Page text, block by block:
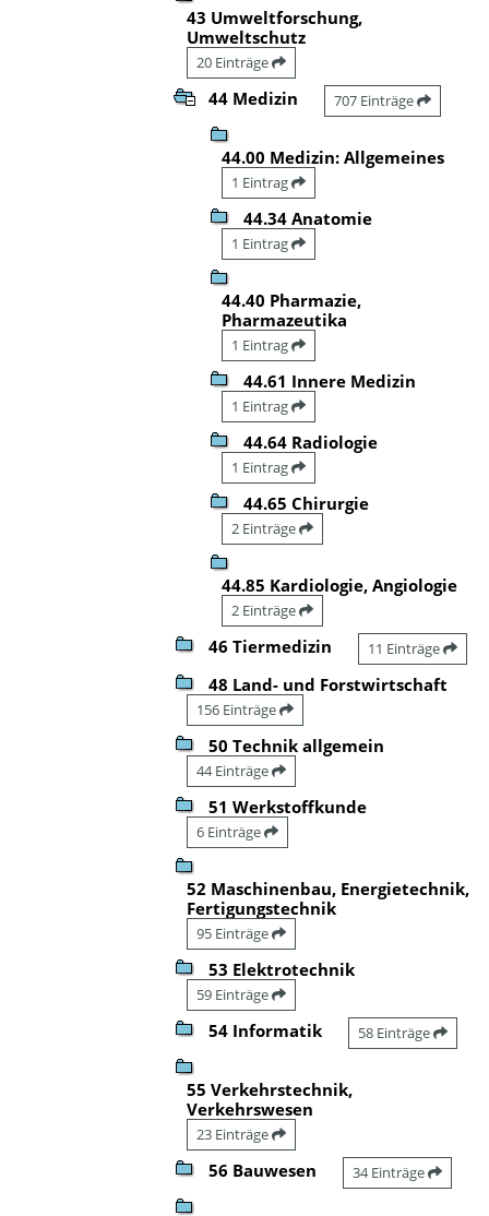
43 Umweltforschung,
Umweltschutz
20 Einträge
44 Medizin 707 Einträge
44.00 Medizin: Allgemeines
1 Eintrag
44.34 Anatomie
1 Eintrag
44.40 Pharmazie,
Pharmazeutika
1 Eintrag
44.61 Innere Medizin
1 Eintrag
44.64 Radiologie
1 Eintrag
44.65 Chirurgie
2 Einträge
44.85 Kardiologie, Angiologie
2 Einträge
46 Tiermedizin 11 Einträge
48 Land- und Forstwirtschaft
156 Einträge
50 Technik allgemein
44 Einträge
51 Werkstoffkunde
6 Einträge
52 Maschinenbau, Energietechnik,
Fertigungstechnik
95 Einträge
53 Elektrotechnik
59 Einträge
54 Informatik 58 Einträge
55 Verkehrstechnik,
Verkehrswesen
23 Einträge
56 Bauwesen 34 Einträge